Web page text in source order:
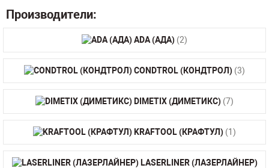
Производители:
ADA (АДА) (2)
CONDTROL (КОНДТРОЛ) (3)
DIMETIX (ДИМЕТИКС) (7)
KRAFTOOL (КРАФТУЛ) (1)
LASERLINER (ЛАЗЕРЛАЙНЕР)